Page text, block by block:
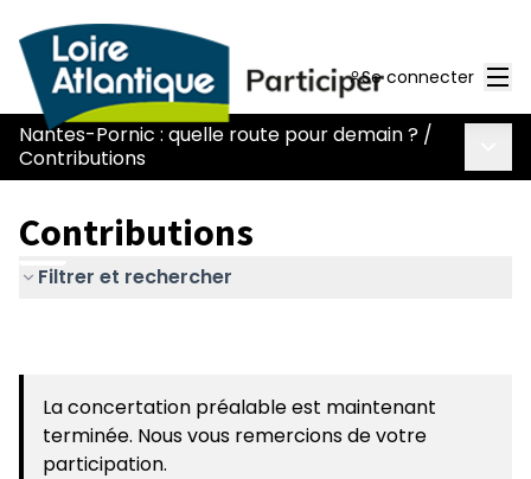
Se connecter
Nantes-Pornic : quelle route pour demain ? /
Contributions
Contributions
Filtrer et rechercher
La concertation préalable est maintenant
terminée. Nous vous remercions de votre
participation.